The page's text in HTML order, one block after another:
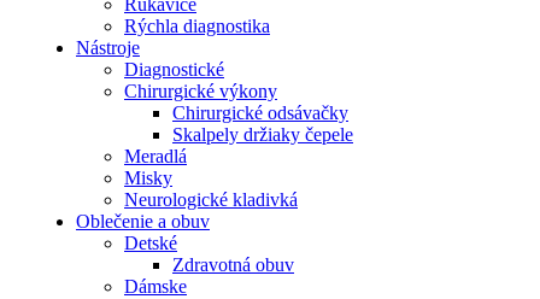
Rukavice
Rýchla diagnostika
Nástroje
Diagnostické
Chirurgické výkony
Chirurgické odsávačky
Skalpely držiaky čepele
Meradlá
Misky
Neurologické kladivká
Oblečenie a obuv
Detské
Zdravotná obuv
Dámske